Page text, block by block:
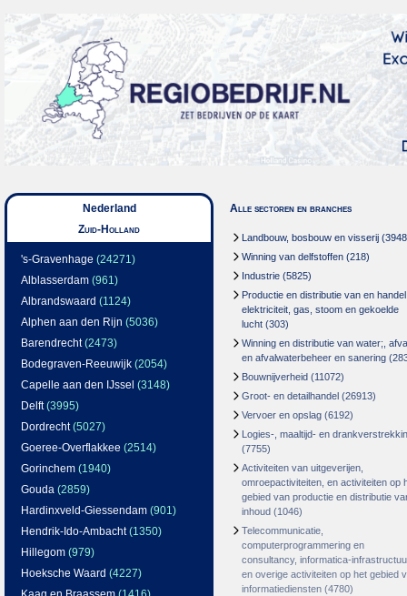
Nederland
Zuid-Holland
's-Gravenhage (24271)
Alblasserdam (961)
Albrandswaard (1124)
Alphen aan den Rijn (5036)
Barendrecht(2473)
Bodegraven-Reeuwijk (2054)
Capelle aan den IJssel (3148)
Delft(3995)
Dordrecht(5027)
Goeree-Overflakkee (2514)
Gorinchem (1940)
Gouda (2859)
Hardinxveld-Giessendam (901)
Hendrik-Ido-Ambacht(1350)
Hillegom (979)
Hoeksche Waard (4227)
Alle sectoren en branches
Landbouw, bosbouw en visserij
Winning van delfstoffen (218)
Industrie (5825)
Productie en distributie van en
elektriciteit, gas, stoom en gekoelde
lucht (303)
Winning en distributie van water;,
en afvalwaterbeheer en sanering
Bouwnijverheid (11072)
Groot- en detailhandel (26913)
Vervoer en opslag (6192)
Logies-, maaltijd- en
(7755)
Activiteiten van uitgeverijen,
omroepactiviteiten, en activiteiten op
gebied van productie en distributie
inhoud (1046)
Telecommunicatie,
computerprogrammering en
consultancy, informatica-
en overige activiteiten op het gebied
informatiediensten (4780)